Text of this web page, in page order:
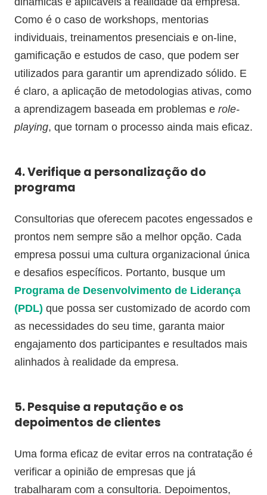
Como é o caso de workshops, mentorias
individuais, treinamentos presenciais e on-line,
gamificação e estudos de caso, que podem ser
utilizados para garantir um aprendizado sólido. E
é claro, a aplicação de metodologias ativas, como
a aprendizagem baseada em problemas e role-
playing, que tornam o processo ainda mais eficaz.
4. Verifique a personalização do
programa
Consultorias que oferecem pacotes engessados e
prontos nem sempre são a melhor opção. Cada
empresa possui uma cultura organizacional única
e desafios específicos. Portanto, busque um
Programa de Desenvolvimento de Liderança
(PDL) que possa ser customizado de acordo com
as necessidades do seu time, garanta maior
engajamento dos participantes e resultados mais
alinhados à realidade da empresa.
5. Pesquise a reputação e os
depoimentos de clientes
Uma forma eficaz de evitar erros na contratação é
verificar a opinião de empresas que já
trabalharam com a consultoria. Depoimentos,